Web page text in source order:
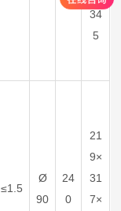
34
5
≤1.5
Ø
90
24
0
21
9×
31
7×